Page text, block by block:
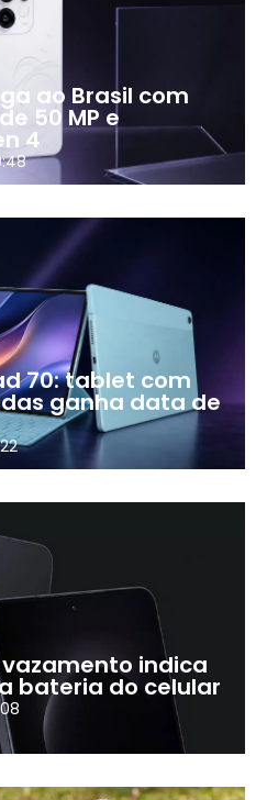
ao Brasil com
50 MP e
4
70: tablet com
ganha data de
vazamento indica
bateria do celular